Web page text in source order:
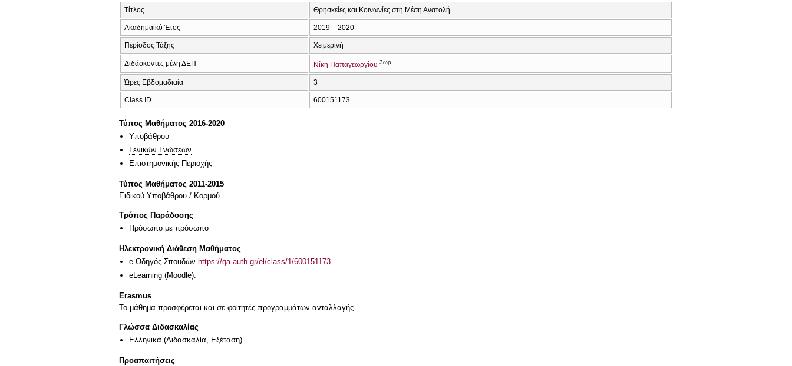
Τίτλος Θρησκείες και Κοινωνίες στη Μέση Ανατολή
Ακαδημαϊκό Έτος 2019 – 2020
Περίοδος Τάξης Χειμερινή
Διδάσκοντες μέλη ΔΕΠ Νίκη Παπαγεωργίου 3ωρ
Ώρες Εβδομαδιαία 3
Class ID 600151173
Τύπος Μαθήματος 2016-2020
Υποβάθρου
Γενικών Γνώσεων
Επιστημονικής Περιοχής
Τύπος Μαθήματος 2011-2015
Ειδικού Υποβάθρου / Κορμού
Τρόπος Παράδοσης
Πρόσωπο με πρόσωπο
Ηλεκτρονική Διάθεση Μαθήματος
e-Οδηγός Σπουδών https://qa.auth.gr/el/class/1/600151173
eLearning (Moodle):
Erasmus
Το μάθημα προσφέρεται και σε φοιτητές προγραμμάτων ανταλλαγής.
Γλώσσα Διδασκαλίας
Ελληνικά (Διδασκαλία, Εξέταση)
Προαπαιτήσεις